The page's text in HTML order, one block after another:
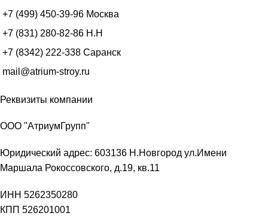
+7 (499) 450-39-96 Москва
+7 (831) 280-82-86 Н.Н
+7 (8342) 222-338 Саранск
mail@atrium-stroy.ru
Реквизиты компании
ООО "АтриумГрупп"
Юридический адрес: 603136 Н.Новгород ул.Имени
Маршала Рокоссовского, д.19, кв.11
ИНН 5262350280
КПП 526201001